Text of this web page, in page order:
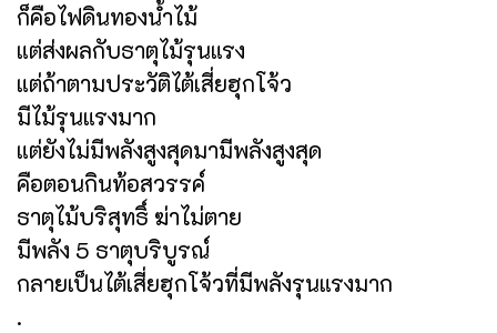
ก็คือไฟดินทองน้ำไม้
แต่ส่งผลกับธาตุไม้รุนแรง
แต่ถ้าตามประวัติไต้เสี่ยฮุกโจ้ว
มีไม้รุนแรงมาก
แต่ยังไม่มีพลังสูงสุดมามีพลังสูงสุด
คือตอนกินท้อสวรรค์
ธาตุไม้บริสุทธิ์ ฆ่าไม่ตาย
มีพลัง 5 ธาตุบริบูรณ์
กลายเป็นไต้เสี่ยฮุกโจ้วที่มีพลังรุนแรงมาก
.